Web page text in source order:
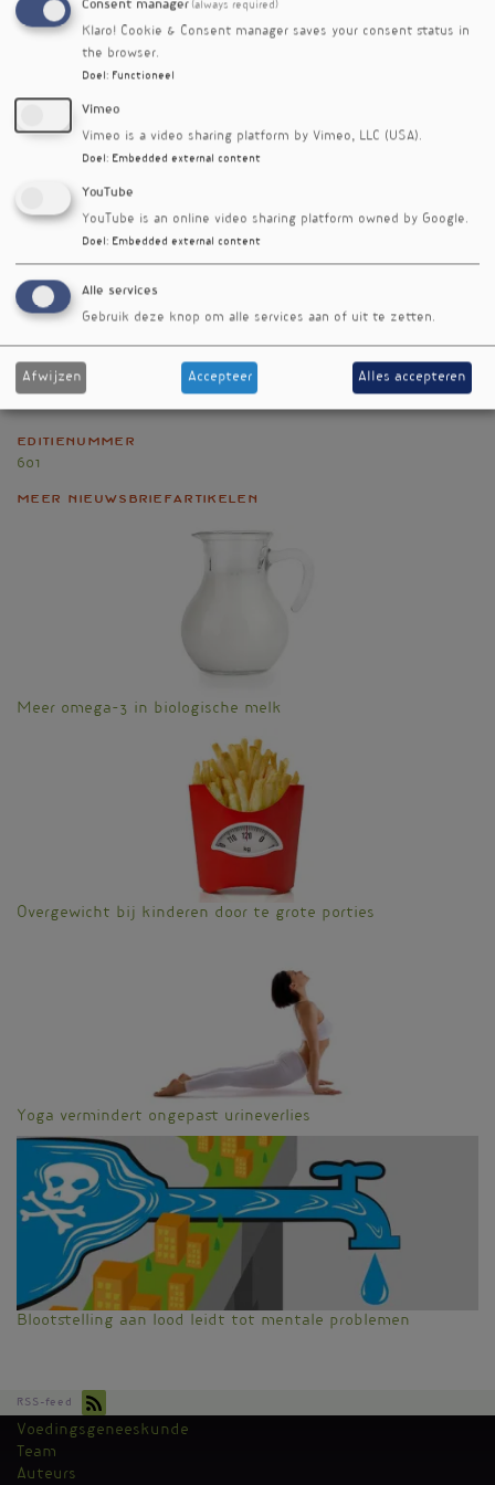
menopauze op de vasculaire gezondheid van
vrouwen, en het belang van vrouwspecifiek
onderzoek voor de preventie van hart- en
vaatziekte.
Referenties
de Vries F, Bittner R, Maresz K et al. Effects of One-Year
and Blood Pressure in Post-Menopausal Women.
Nutrients. 2025; 17(5) doi:10.3390/nu17050815
Nieuwsbriefartikel
Rubriek
Onderzoek
Auteur
Editienummer
601
Meer nieuwsbriefartikelen
Meer omega-3 in biologische melk
Overgewicht bij kinderen door te grote porties
Yoga vermindert ongepast urineverlies
Blootstelling aan lood leidt tot mentale problemen
RSS-feed
Kantoormenu
Voedingsgeneeskunde
Team
Auteurs
Consent manager (always required)
Klaro! Cookie & Consent manager saves your consent status in
the browser.
Doel : Functioneel
Vimeo
Vimeo is a video sharing platform by Vimeo, LLC (USA).
Doel : Embedded external content
YouTube
YouTube is an online video sharing platform owned by Google.
Doel : Embedded external content
Alle services
Gebruik deze knop om alle services aan of uit te zetten.
Afwijzen Accepteer Alles accepteren